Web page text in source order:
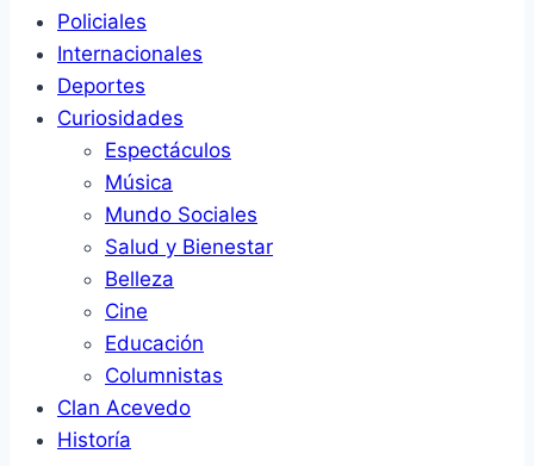
Policiales
Internacionales
Deportes
Curiosidades
Espectáculos
Música
Mundo Sociales
Salud y Bienestar
Belleza
Cine
Educación
Columnistas
Clan Acevedo
Historía